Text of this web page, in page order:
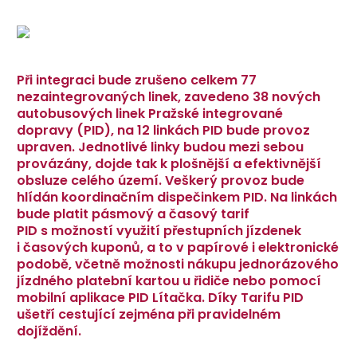
Při integraci bude zrušeno celkem 77
nezaintegrovaných linek, zavedeno 38 nových
autobusových linek Pražské integrované
dopravy (PID), na 12 linkách PID bude provoz
upraven. Jednotlivé linky budou mezi sebou
provázány, dojde tak k plošnější a efektivnější
obsluze celého území. Veškerý provoz bude
hlídán koordinačním dispečinkem PID. Na linkách
bude platit pásmový a časový tarif
PID s možností využití přestupních jízdenek
i časových kuponů, a to v papírové i elektronické
podobě, včetně možnosti nákupu jednorázového
jízdného platební kartou u řidiče nebo pomocí
mobilní aplikace PID Lítačka. Díky Tarifu PID
ušetří cestující zejména při pravidelném
dojíždění.